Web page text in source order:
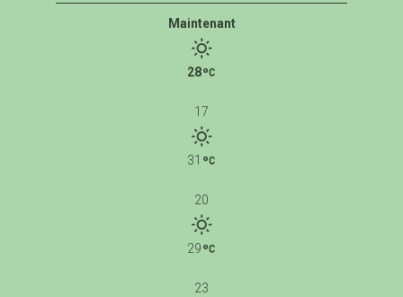
Maintenant
28
17
31
20
29
23